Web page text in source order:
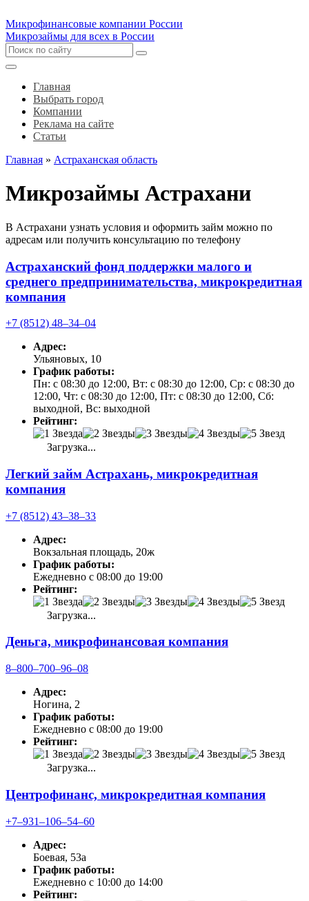
Микрофинансовые компании России
Микрозаймы для всех в России
Главная
Выбрать город
Компании
Реклама на сайте
Статьи
Главная » Астраханская область
Микрозаймы Астрахани
В Астрахани узнать условия и оформить займ можно по
адресам или получить консультацию по телефону
Астраханский фонд поддержки малого и
среднего предпринимательства, микрокредитная
компания
+7 (8512) 48‒34‒04
Адрес:
Ульяновых, 10
График работы:
Пн: с 08:30 до 12:00, Вт: с 08:30 до 12:00, Ср: с 08:30 до
12:00, Чт: с 08:30 до 12:00, Пт: с 08:30 до 12:00, Сб:
выходной, Вс: выходной
Рейтинг:
Загрузка...
Легкий займ Астрахань, микрокредитная
компания
+7 (8512) 43‒38‒33
Адрес:
Вокзальная площадь, 20ж
График работы:
Ежедневно с 08:00 до 19:00
Рейтинг:
Загрузка...
Деньга, микрофинансовая компания
8‒800‒700‒96‒08
Адрес:
Ногина, 2
График работы:
Ежедневно с 08:00 до 19:00
Рейтинг:
Загрузка...
Центрофинанс, микрокредитная компания
+7‒931‒106‒54‒60
Адрес:
Боевая, 53а
График работы:
Ежедневно с 10:00 до 14:00
Рейтинг: